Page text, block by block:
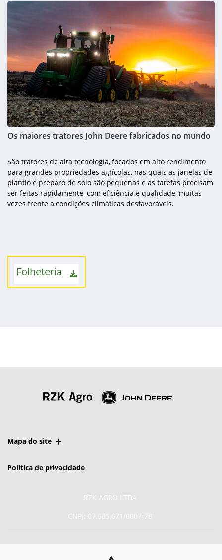
Os maiores tratores John Deere fabricados no mundo
São tratores de alta tecnologia, focados em alto rendimento
para grandes propriedades agrícolas, nas quais as janelas de
plantio e preparo de solo são pequenas e as tarefas precisam
ser feitas rapidamente, com eficiência e qualidade, muitas
vezes frente a condições climáticas desfavoráveis.
Folheteria
Mapa do site
Política de privacidade
RZK AGRO LTDA
CNPJ: 07.685.671/0007-78